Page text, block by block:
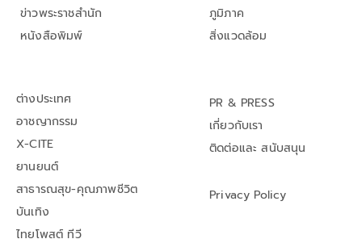
ข่าวพระราชสำนัก
หนังสือพิมพ์
ภูมิภาค
สิ่งแวดล้อม
ต่างประเทศ
อาชญากรรม
X-CITE
ยานยนต์
สาธารณสุข-คุณภาพชีวิต
บันเทิง
ไทยโพสต์ ทีวี
PR & PRESS
เกี่ยวกับเรา
ติดต่อและ สนับสนุน
Privacy Policy